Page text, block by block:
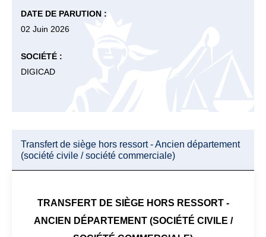
DATE DE PARUTION :
02 Juin 2026
SOCIÉTÉ :
DIGICAD
Transfert de siège hors ressort - Ancien département
(société civile / société commerciale)
TRANSFERT DE SIÈGE HORS RESSORT -
ANCIEN DÉPARTEMENT (SOCIÉTÉ CIVILE /